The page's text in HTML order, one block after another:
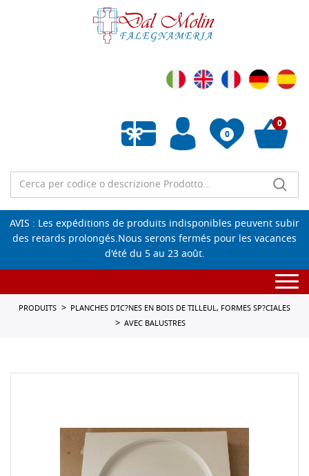
0
Liste de souhaits vide
0
AVIS : Les expéditions de produits indisponibles peuvent subir
des retards prolongés.Nous serons fermés pour les vacances
d'été du 5 au 23 août.
PRODUITS
PLANCHES D'IC?NES EN BOIS DE TILLEUL, FORMES SP?CIALES
AVEC BALUSTRES